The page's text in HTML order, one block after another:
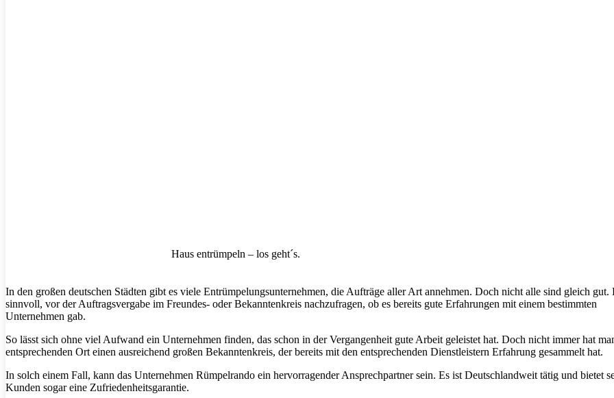
Haus entrümpeln – los geht´s.
In den großen deutschen Städten gibt es viele Entrümpelungsunternehmen, die Aufträge aller Art annehmen. Doch nicht alle sind gleich gut.
sinnvoll, vor der Auftragsvergabe im Freundes- oder Bekanntenkreis nachzufragen, ob es bereits gute Erfahrungen mit einem bestimmten
Unternehmen gab.
So lässt sich ohne viel Aufwand ein Unternehmen finden, das schon in der Vergangenheit gute Arbeit geleistet hat. Doch nicht immer hat
entsprechenden Ort einen ausreichend großen Bekanntenkreis, der bereits mit den entsprechenden Dienstleistern Erfahrung gesammelt hat.
In solch einem Fall, kann das Unternehmen Rümpelrando ein hervorragender Ansprechpartner sein. Es ist Deutschlandweit tätig und bietet
Kunden sogar eine Zufriedenheitsgarantie.